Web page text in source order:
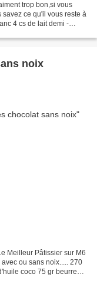
trop bon,si vous
ce qu'il vous reste à
4 cs de lait demi -
noix
Meilleur Pâtissier sur M6
ou sans noix..... 270
coco 75 gr beurre